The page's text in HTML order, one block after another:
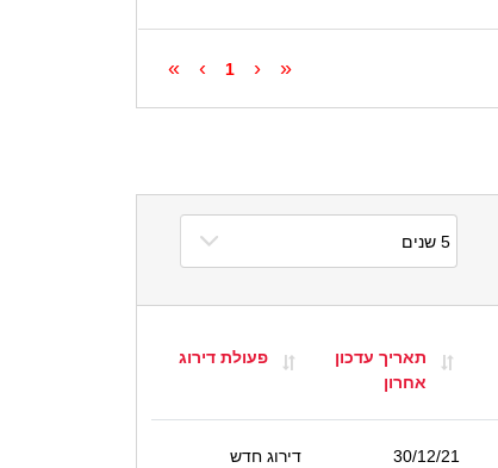
«
‹
1
›
»
תאריך עדכון
אחרון
פעולת דירוג
30/12/21 דירוג חדש